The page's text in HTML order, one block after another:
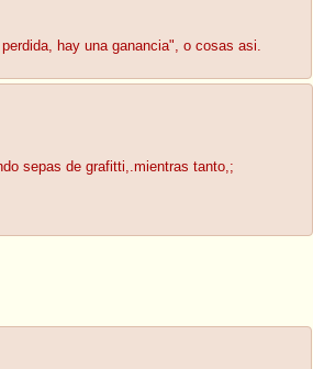
hay una ganancia", o cosas asi.
sepas de grafitti,.mientras tanto,;